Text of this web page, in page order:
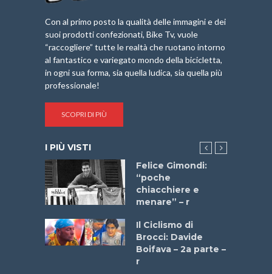
Con al primo posto la qualità delle immagini e dei
suoi prodotti confezionati, Bike Tv, vuole
“raccogliere” tutte le realtà che ruotano intorno
al fantastico e variegato mondo della bicicletta,
in ogni sua forma, sia quella ludica, sia quella più
professionale!
SCOPRI DI PIÙ
I PIÙ VISTI
Felice Gimondi:
“poche
chiacchiere e
menare” – r
Il Ciclismo di
Brocci: Davide
Boifava – 2a parte –
r